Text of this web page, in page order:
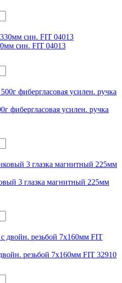
син. FIT 04013
фибергласовая усилен. ручка
3 глазка магнитный 225мм
резьбой 7х160мм FIT 32910